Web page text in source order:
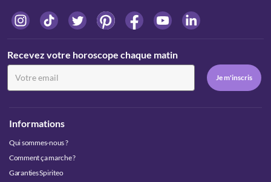
Recevez votre horoscope chaque matin
Informations
Qui sommes-nous ?
Comment ça marche ?
Garanties Spiriteo